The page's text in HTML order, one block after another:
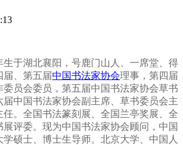
于湖北襄阳，号鹿门山人、一席堂、得
届、第五届中国书法家协会理事，第四届
委员会委员，第五届中国书法家协会草书
中国书法家协会副主席、草书委员会主
。全国书法篆刻展、全国兰亭奖展、全
展评委。现为中国书法家协会顾问，中国
硕士、博士生导师。北京大学、中国人